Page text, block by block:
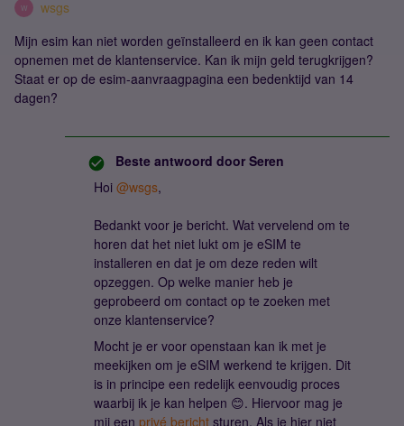
W
wsgs
Mijn esim kan niet worden geïnstalleerd en ik kan geen contact
opnemen met de klantenservice. Kan ik mijn geld terugkrijgen?
Staat er op de esim-aanvraagpagina een bedenktijd van 14
dagen?
Beste antwoord door Seren
Hoi @wsgs,
Bedankt voor je bericht. Wat vervelend om te
horen dat het niet lukt om je eSIM te
installeren en dat je om deze reden wilt
opzeggen. Op welke manier heb je
geprobeerd om contact op te zoeken met
onze klantenservice?
Mocht je er voor openstaan kan ik met je
meekijken om je eSIM werkend te krijgen. Dit
is in principe een redelijk eenvoudig proces
waarbij ik je kan helpen 😊. Hiervoor mag je
mij een privé bericht sturen. Als je hier niet